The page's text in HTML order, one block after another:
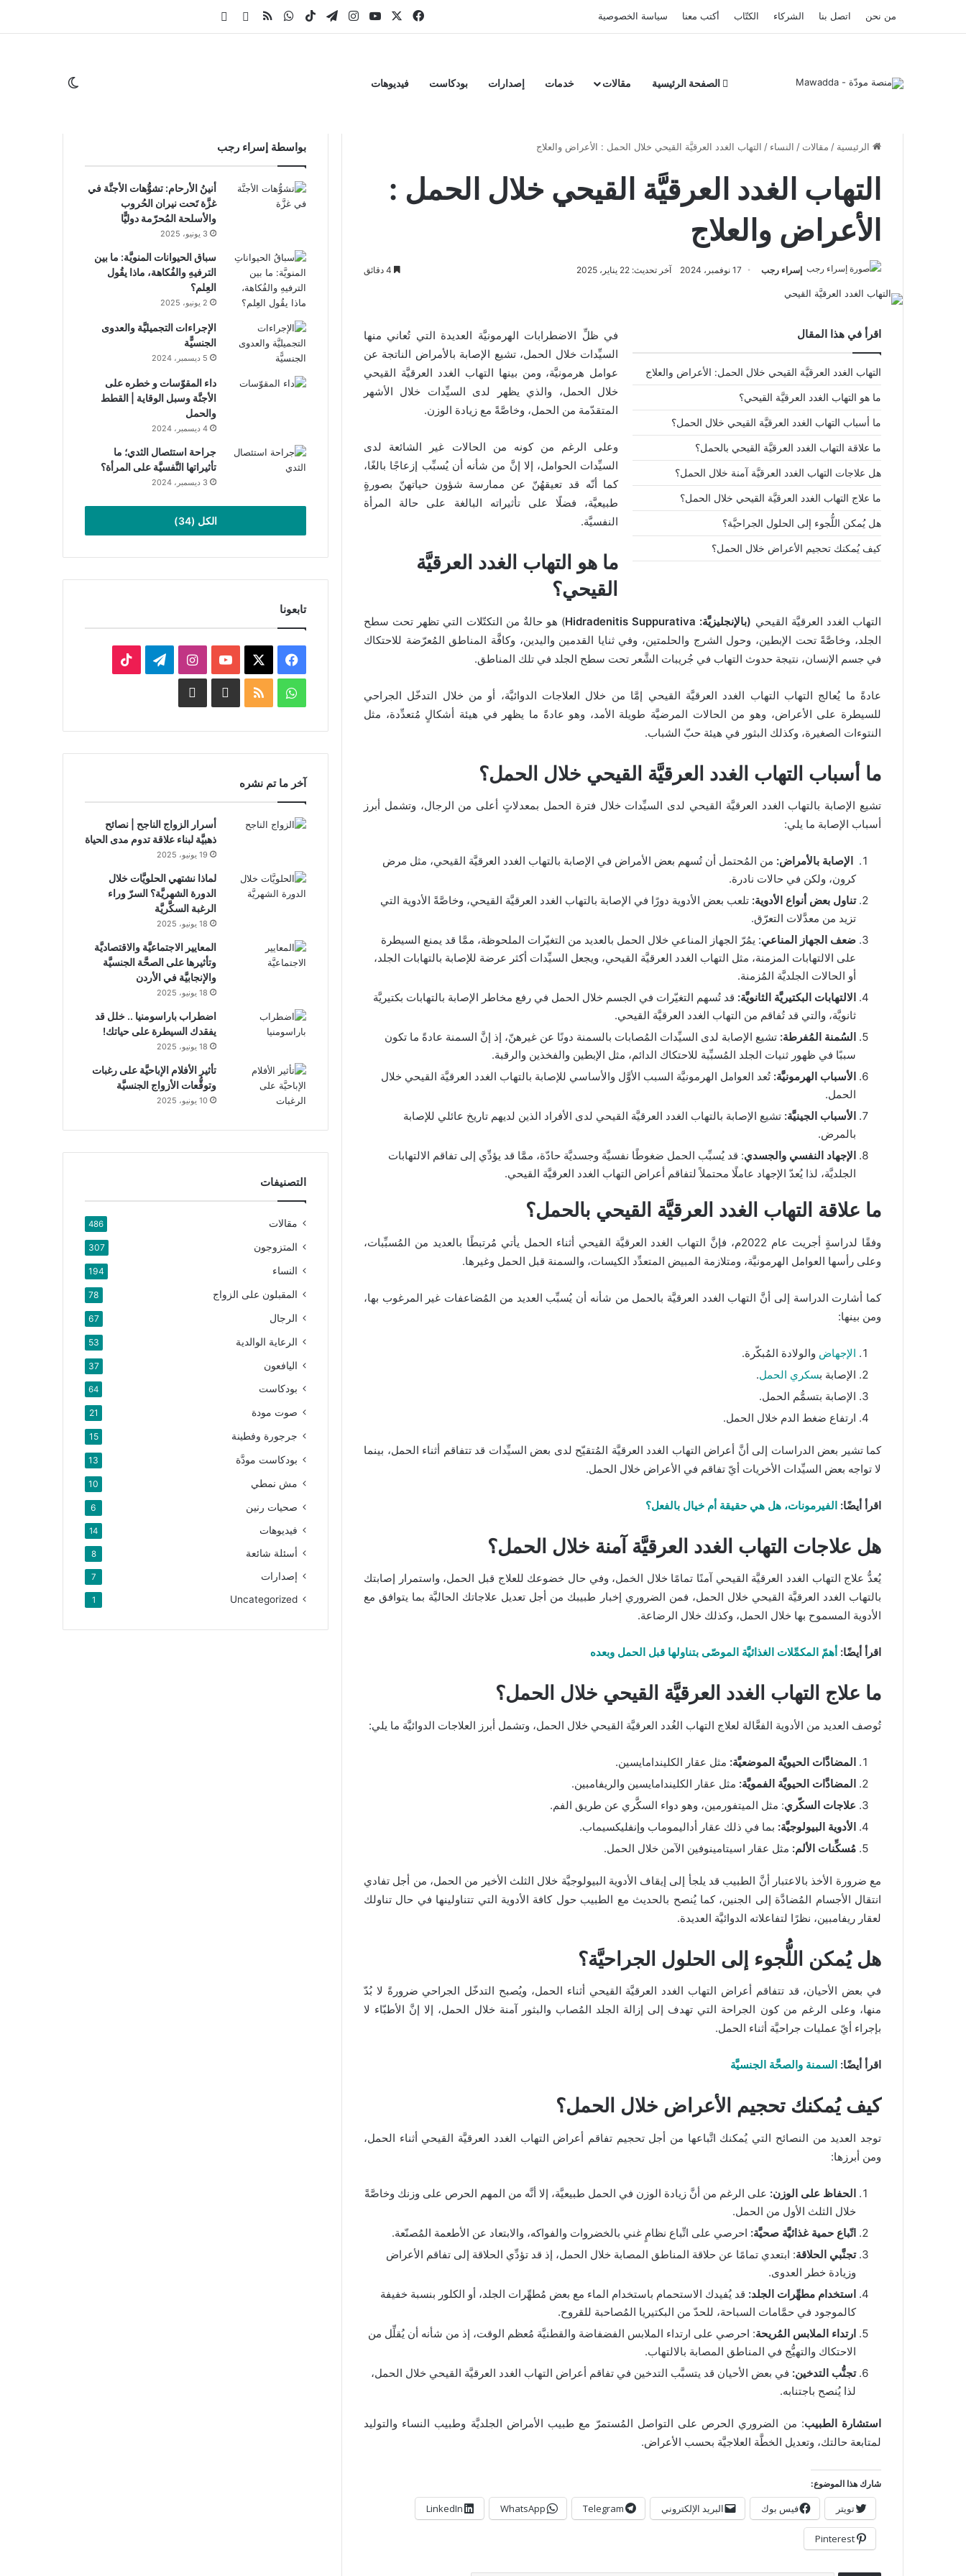
من نحن اتصل بنا الشركاء الكتّاب أكتب معنا سياسة الخصوصية فيسبوك ‫YouTube
انستقرام
تيلقرام ‫TikTokواتسابملخص الموقع RSS
Facebook Channel
الصفحة الرئيسية مقالات خدمات إصدارات بودكاست فيديوهات الوضع المظلم
الرئيسية / مقالات / النساء / التهاب الغدد العرقيَّة القيحي خلال الحمل : الأعراض والعلاج
التهاب الغدد العرقيَّة القيحي خلال الحمل :
الأعراض والعلاج
إسراء رجب 17 نوفمبر، 2024 آخر تحديث: 22 يناير، 2025
اقرأ في هذا المقال
التهاب الغدد العرقيَّة القيحي خلال الحمل: الأعراض والعلاج
ما هو التهاب الغدد العرقيَّة القيحي؟
ما أسباب التهاب الغدد العرقيَّة القيحي خلال الحمل؟
ما علاقة التهاب الغدد العرقيَّة القيحي بالحمل؟
هل علاجات التهاب الغدد العرقيَّة آمنة خلال الحمل؟
ما علاج التهاب الغدد العرقيَّة القيحي خلال الحمل؟
هل يُمكن اللُّجوء إلى الحلول الجراحيَّة؟
كيف يُمكنك تحجيم الأعراض خلال الحمل؟
في ظلِّ الاضطرابات الهرمونيَّة العديدة التي تُعاني منها
السيِّدات خلال الحمل، تشيع الإصابة بالأمراض الناتجة عن
عوامل هرمونيَّة، ومن بينها التهاب الغدد العرقيَّة القيحي
خلال الحمل، والذي يظهر لدى السيِّدات خلال الأشهر
المتقدّمة من الحمل، وخاصَّةً مع زيادة الوزن.
وعلى الرغم من كونه من الحالات غير الشائعة لدى
السيِّدات الحوامل، إلا إنَّ من شأنه أن يُسبِّب إزعاجًا بالغًا،
كما أنّه قد تعيقهُنّ عن ممارسة شؤون حياتهنّ بصورةٍ
طبيعيَّة، فضلًا على تأثيراته البالغة على حالة المرأة
النفسيَّة.
ما هو التهاب الغدد العرقيَّة
القيحي؟
التهاب الغدد العرقيَّة القيحي (بالإنجليزيَّة: Hidradenitis Suppurativa
) هو حالةٌ من التكتّلات التي تظهر تحت سطح
الجلد، وخاصَّةً تحت الإبطين، وحول الشرج والحلمتين، وفي ثنايا القدمين واليدين، وكافَّة المناطق المُعرّضة للاحتكاك
في جسم الإنسان، نتيجة حدوث التهاب في جُريبات الشَّعر تحت سطح الجلد في تلك المناطق.
عادةً ما يُعالج التهاب التهاب الغدد العرقيَّة القيحي إمَّا من خلال العلاجات الدوائيَّة، أو من خلال التدخّل الجراحي
للسيطرة على الأعراض، وهو من الحالات المرضيَّة طويلة الأمد، وهو عادةً ما يظهر في هيئة أشكالٍ مُتعدِّدة، مثل
النتوءات الصغيرة، وكذلك البثور في هيئة حبّ الشباب.
ما أسباب التهاب الغدد العرقيَّة القيحي خلال الحمل؟
تشيع الإصابة بالتهاب الغدد العرقيَّة القيحي لدى السيِّدات خلال فترة الحمل بمعدلاتٍ أعلى من الرجال، وتشمل أبرز
أسباب الإصابة ما يلي:
الإصابة بالأمراض: من المُحتمل أن تُسهم بعض الأمراض في الإصابة بالتهاب الغدد العرقيَّة القيحي، مثل مرض
كرون، ولكن في حالات نادرة.
تناول بعض أنواع الأدوية: تلعب بعض الأدوية دورًا في الإصابة بالتهاب الغدد العرقيَّة القيحي، وخاصَّةً الأدوية التي
تزيد من معدَّلات التعرّق.
ضعف الجهاز المناعي: يمُرّ الجهاز المناعي خلال الحمل بالعديد من التغيّرات الملحوظة، ممَّا قد يمنع السيطرة
على الالتهابات المزمنة، مثل التهاب الغدد العرقيَّة القيحي، ويجعل السيِّدات أكثر عرضة للإصابة بالتهابات الجلد،
أو الحالات الجلديَّة المُزمنة.
الالتهابات البكتيريَّة الثانويَّة: قد تُسهم التغيّرات في الجسم خلال الحمل في رفع مخاطر الإصابة بالتهابات بكتيريَّة
ثانويَّة، والتي قد تُفاقم من التهاب الغدد العرقيَّة القيحي.
السُمنة المُفرطة: تشيع الإصابة لدى السيِّدات المُصابات بالسمنة دونًا عن غيرهنّ، إذ إنَّ السمنة عادةً ما تكون
سببًا في ظهور ثنيات الجلد المُسبِّبة للاحتكاك الدائم، مثل الإبطين والفخذين والرقبة.
الأسباب الهرمونيَّة: تُعد العوامل الهرمونيَّة السبب الأوَّل والأساسي للإصابة بالتهاب الغدد العرقيَّة القيحي خلال
الحمل.
الأسباب الجينيَّة: تشيع الإصابة بالتهاب الغدد العرقيَّة القيحي لدى الأفراد الذين لديهم تاريخ عائلي للإصابة
بالمرض.
الإجهاد النفسي والجسدي: قد يُسبِّب الحمل ضغوطًا نفسيَّة وجسديَّة حادّة، ممَّا قد يؤدِّي إلى تفاقم الالتهابات
الجلديَّة، لذا يُعدّ الإجهاد عاملًا محتملاً لتفاقم أعراض التهاب الغدد العرقيَّة القيحي.
ما علاقة التهاب الغدد العرقيَّة القيحي بالحمل؟
وفقًا لدراسةٍ أجريت عام 2022م، فإنَّ التهاب الغدد العرقيَّة القيحي أثناء الحمل يأتي مُرتبطًا بالعديد من المُسبِّبات،
وعلى رأسها العوامل الهرمونيَّة، ومتلازمة المبيض المتعدِّد الكيسات، والسمنة قبل الحمل وغيرها.
كما أشارت الدراسة إلى أنَّ التهاب الغدد العرقيَّة بالحمل من شأنه أن يُسبِّب العديد من المُضاعفات غير المرغوب بها،
ومن بينها:
الإجهاض والولادة المُبكّرة.
الإصابة بسكري الحمل.
الإصابة بتسمُّم الحمل.
ارتفاع ضغط الدم خلال الحمل.
كما تشير بعض الدراسات إلى أنَّ أعراض التهاب الغدد العرقيَّة المُتقيّح لدى بعض السيِّدات قد تتفاقم أثناء الحمل، بينما
لا تواجه بعض السيِّدات الأخريات أيّ تفاقم في الأعراض خلال الحمل.
اقرأ أيضًا: الفيرمونات، هل هي حقيقة أم خيال بالفعل؟
هل علاجات التهاب الغدد العرقيَّة آمنة خلال الحمل؟
يُعدُّ علاج التهاب الغدد العرقيَّة القيحي آمنًا تمامًا خلال الخمل، وفي حال خضوعك للعلاج قبل الحمل، واستمرار إصابتك
بالتهاب الغدد العرقيَّة القيحي خلال الحمل، فمن الضروري إخبار طبيبك من أجل تعديل علاجاتك الحاليَّة بما يتوافق مع
الأدوية المسموح بها خلال الحمل، وكذلك خلال الرضاعة.
اقرأ أيضًا: أهمّ المكمِّلات الغذائيَّة الموصّى بتناولها قبل الحمل وبعده
ما علاج التهاب الغدد العرقيَّة القيحي خلال الحمل؟
تُوصف العديد من الأدوية الفعَّالة لعلاج التهاب الغُدد العرقيَّة القيحي خلال الحمل، وتشمل أبرز العلاجات الدوائيَّة ما يلي:
المضادَّات الحيويَّة الموضعيَّة: مثل عقار الكليندامايسين.
المضادَّات الحيويَّة الفمويَّة: مثل عقار الكليندامايسين والريفامبين.
علاجات السكّري: مثل الميتفورمين، وهو دواء السكَّري عن طريق الفم.
الأدوية البيولوجيَّة: بما في ذلك عقار أداليموماب وإنفليكسيماب.
مُسكِّنات الألم: مثل عقار اسيتامينوفين الآمن خلال الحمل.
مع ضرورة الأخذ بالاعتبار أنَّ الطبيب قد يلجأ إلى إيقاف الأدوية البيولوجيَّة خلال الثلث الأخير من الحمل، من أجل تفادي
انتقال الأجسام المُضادَّة إلى الجنين، كما يُنصح بالحديث مع الطبيب حول كافة الأدوية التي تتناولينها في حال تناولك
لعقار ريفامبين، نظرًا لتفاعلاته الدوائيَّة العديدة.
هل يُمكن اللُّجوء إلى الحلول الجراحيَّة؟
في بعض الأحيان، قد تتفاقم أعراض التهاب الغدد العرقيَّة القيحي أثناء الحمل، ويُصبح التدخّل الجراحي ضرورةً لا بُدّ
منها، وعلى الرغم من كون الجراحة التي تهدف إلى إزالة الجلد المُصاب والبثور آمنة خلال الحمل، إلا إنَّ الأطبّاء لا
بإجراء أيّ عمليات جراحيَّة أثناء الحمل.
اقرأ أيضًا: السمنة والصحَّة الجنسيَّة
كيف يُمكنك تحجيم الأعراض خلال الحمل؟
توجد العديد من النصائح التي يُمكنك اتَّباعها من أجل تحجيم تفاقم أعراض التهاب الغدد العرقيَّة القيحي أثناء الحمل،
ومن أبرزها:
الحفاظ على الوزن: على الرغم من أنَّ زيادة الوزن في الحمل طبيعيَّة، إلا أنَّه من المهم الحرص على وزنك وخاصَّةً
خلال الثلث الأول من الحمل.
اتّباع حمية غذائيَّة صحيَّة: احرصي على اتِّباع نظامٍ غني بالخضروات والفواكه، والابتعاد عن الأطعمة المُصنّعة.
تجنَّبي الحلاقة: ابتعدي تمامًا عن حلاقة المناطق المصابة خلال الحمل، إذ قد تؤدِّي الحلاقة إلى تفاقم الأعراض
وزيادة خطر العدوى.
استخدام مطهِّرات الجلد: قد يُفيدك الاستحمام باستخدام الماء مع بعض مُطهِّرات الجلد، أو الكلور بنسبة خفيفة
كالموجود في حمَّامات السباحة، للحدّ من البكتيريا المُصاحبة للقروح.
ارتداء الملابس المُريحة: احرصي على ارتداء الملابس الفضفاضة والقطنيَّة مُعظم الوقت، إذ من شأنه أن يُقلِّل من
الاحتكاك والتهيُّج في المناطق المصابة بالالتهاب.
تجنُّب التدخين: في بعض الأحيان قد يتسبَّب التدخين في تفاقم أعراض التهاب الغدد العرقيَّة القيحي خلال الحمل،
لذا يُنصح باجتنابه.
استشارة الطبيب: من الضروري الحرص على التواصل المُستمرّ مع طبيب الأمراض الجلديَّة وطبيب النساء والتوليد
لمتابعة حالتك، وتعديل الخطَّة العلاجيَّة بحسب الأعراض.
شارك هذا الموضوع:
تويتر فيس بوك البريد الإلكتروني Telegram
WhatsApp
LinkedIn
Pinterest
بواسطة إسراء رجب
أنينُ الأرحام: تشوُّهات الأجنَّة في
غزَّة تَحت نيران الحُروب
والأسلحة المُحرّمة دوليًّا
3 يونيو، 2025
سباق الحيوانات المنويَّة: ما بين
الترفيهِ والفُكاهة، ماذا يقُول
العِلم؟
2 يونيو، 2025
الإجراءات التجميليَّة والعدوى
الجنسيًّة
5 ديسمبر، 2024
داء المقوّسات و خطره على
الأجنَّة وسبل الوقاية | القطط
والحمل
4 ديسمبر، 2024
جراحة استئصال الثدي؛ ما
تأثيراتها النَّفسيَّة على المرأة؟
3 ديسمبر، 2024
الكل (34)
تابعونا
فيسبوك ‫YouTubeانستقرامتيلقرام
واتسابملخصFacebook
Whatsapp
آخر ما تم نشره
أسرار الزواج الناجح | نصائح
ذهبيَّة لبناء علاقة تدوم مدى الحياة
19 يونيو، 2025
لماذا نشتهي الحلويَّات خلال
الدورة الشهريَّة؟ السرّ وراء
الرغبة السكَّريَّة
18 يونيو، 2025
المعايير الاجتماعيَّة والاقتصاديَّة
وتأثيرها على الصحَّة الجنسيَّة
والإنجابيَّة في الأردن
18 يونيو، 2025
اضطراب باراسومنيا .. خلل قد
يفقدك السيطرة على حياتك!
18 يونيو، 2025
تأثير الأفلام الإباحيَّة على رغبات
وتوقُّعات الأزواج الجنسيَّة
10 يونيو، 2025
التصنيفات
مقالات 486
المتزوجون 307
النساء 194
المقبلون على الزواج 78
الرجال 67
الرعاية الوالدية 53
اليافعون 37
بودكاست 64
صوت مودة 21
جرجورة وفطينة 15
بودكاست مودَّة 13
مش نمطي 10
صحيات رنين 6
فيديوهات 14
أسئلة شائعة 8
إصدارات 7
Uncategorized
1